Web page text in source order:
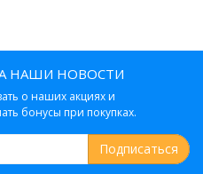
НАШИ НОВОСТИ
о наших акциях и
бонусы при покупках.